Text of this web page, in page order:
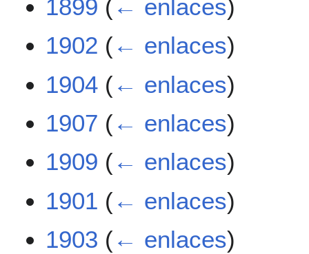
1899 (← enlaces)
1902 (← enlaces)
1904 (← enlaces)
1907 (← enlaces)
1909 (← enlaces)
1901 (← enlaces)
1903 (← enlaces)